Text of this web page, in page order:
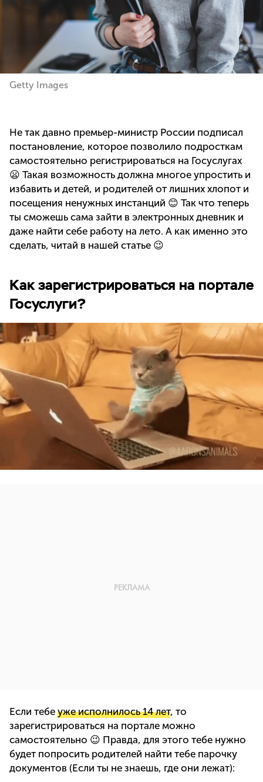
Getty Images
Не так давно премьер-министр России подписал
постановление, которое позволило подросткам
самостоятельно регистрироваться на Госуслугах
😦 Такая возможность должна многое упростить и
избавить и детей, и родителей от лишних хлопот и
посещения ненужных инстанций 😊 Так что теперь
ты сможешь сама зайти в электронных дневник и
даже найти себе работу на лето. А как именно это
сделать, читай в нашей статье 😉
Как зарегистрироваться на портале
Госуслуги?
Если тебе уже исполнилось 14 лет, то
зарегистрироваться на портале можно
самостоятельно 😉 Правда, для этого тебе нужно
будет попросить родителей найти тебе парочку
документов (Если ты не знаешь, где они лежат):